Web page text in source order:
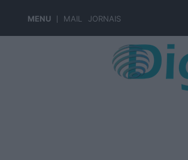
MENU MAIL JORNAIS